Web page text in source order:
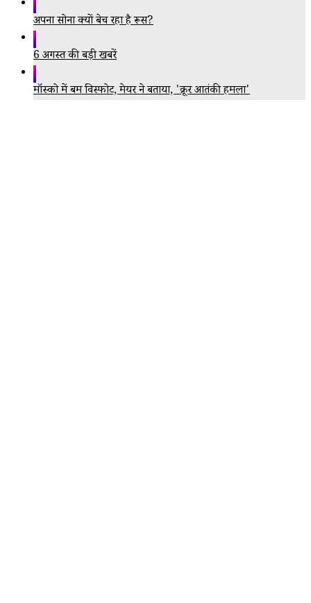
अपना सोना क्यों बेच रहा है रूस?
6 अगस्त की बड़ी खबरें
मॉस्को में बम विस्फोट, मेयर ने बताया, 'क्रूर आतंकी हमला'